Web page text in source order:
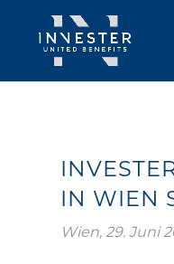
IN WIEN
Wien, 29. Juni